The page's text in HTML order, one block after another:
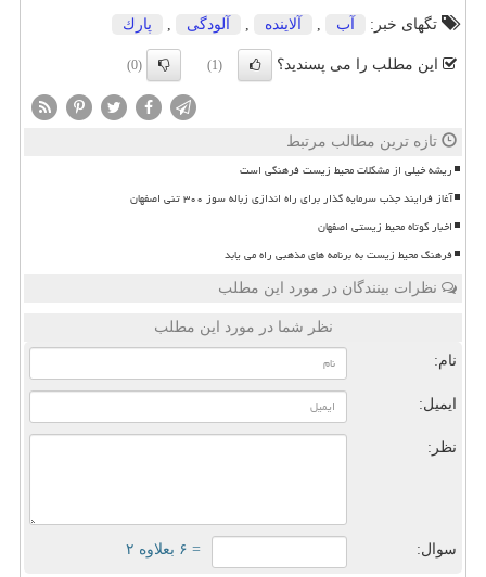
تگهای خبر:
آب , آلاینده , آلودگی , پارك
این مطلب را می پسندید؟ (1)
(0)
تازه ترین مطالب مرتبط
ریشه خیلی از مشکلات محیط زیست فرهنگی است
آغاز فرایند جذب سرمایه گذار برای راه اندازی زباله سوز ۳۰۰ تنی اصفهان
اخبار کوتاه محیط زیستی اصفهان
فرهنگ محیط زیست به برنامه های مذهبی راه می یابد
نظرات بینندگان در مورد این مطلب
نظر شما در مورد این مطلب
نام:
ایمیل:
نظر:
سوال: = ۶ بعلاوه ۲